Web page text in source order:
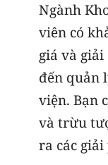
Ngành
viên có
giá và
đến quản
viện. Bạn
và trừu
ra các